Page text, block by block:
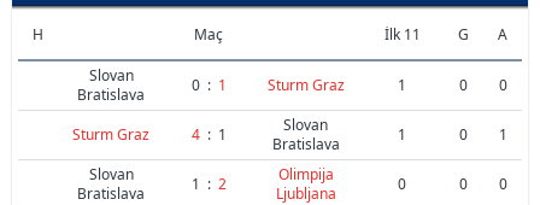
H Maç İlk 11 G
A
Slovan
Bratislava
0 : 1 Sturm Graz 1 0 0
Sturm Graz 4 : 1
Slovan
Bratislava
1 0
1
Slovan
Bratislava
1 : 2
Olimpija
Ljubljana
0 0 0